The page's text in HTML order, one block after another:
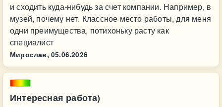
и сходить куда-нибудь за счет компании. Например, в
музей, почему нет. Классное место работы, для меня
одни преимущества, потихоньку расту как
специалист
Мирослав, 05.06.2026
Интересная работа)